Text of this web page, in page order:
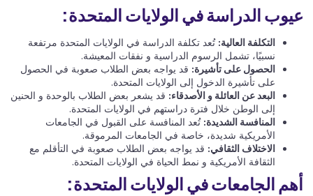
عيوب الدراسة في الولايات المتحدة:
التكلفة العالية: تُعد تكلفة الدراسة في الولايات المتحدة مرتفعة
نسبيًا، تشمل الرسوم الدراسية و نفقات المعيشة.
الحصول على تأشيرة: قد يواجه بعض الطلاب صعوبة في الحصول
على تأشيرة الدخول إلى الولايات المتحدة.
البعد عن العائلة و الأصدقاء: قد يشعر بعض الطلاب بالوحدة و الحنين
إلى الوطن خلال فترة دراستهم في الولايات المتحدة.
المنافسة الشديدة: تُعد المنافسة على القبول في الجامعات
الأمريكية شديدة، خاصة في الجامعات المرموقة.
الاختلاف الثقافي: قد يواجه بعض الطلاب صعوبة في التأقلم مع
الثقافة الأمريكية و نمط الحياة في الولايات المتحدة.
أهم الجامعات في الولايات المتحدة: